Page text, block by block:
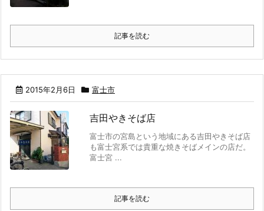
記事を読む
2015年2月6日 富士市
吉田やきそば店
富士市の宮島という地域にある吉田やきそば店
も富士宮系では貴重な焼きそばメインの店だ。
富士宮 ...
記事を読む